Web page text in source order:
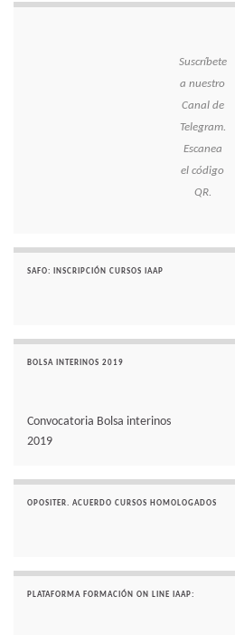
Suscríbete
a nuestro
Canal de
Telegram.
Escanea
el código
QR.
SAFO: INSCRIPCIÓN CURSOS IAAP
BOLSA INTERINOS 2019
Convocatoria Bolsa interinos
2019
OPOSITER. ACUERDO CURSOS HOMOLOGADOS
PLATAFORMA FORMACIÓN ON LINE IAAP: